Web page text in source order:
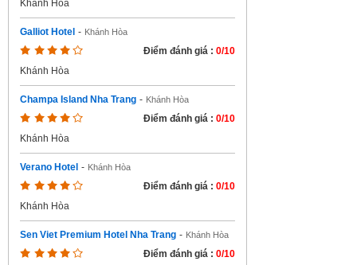
Khánh Hòa
Galliot Hotel - Khánh Hòa
Điểm đánh giá : 0/10
Khánh Hòa
Champa Island Nha Trang - Khánh Hòa
Điểm đánh giá : 0/10
Khánh Hòa
Verano Hotel - Khánh Hòa
Điểm đánh giá : 0/10
Khánh Hòa
Sen Viet Premium Hotel Nha Trang - Khánh Hòa
Điểm đánh giá : 0/10